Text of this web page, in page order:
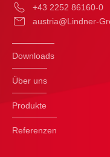
+43 2252 86160-0
austria@Lindner-
Downloads
Über uns
Produkte
Referenzen